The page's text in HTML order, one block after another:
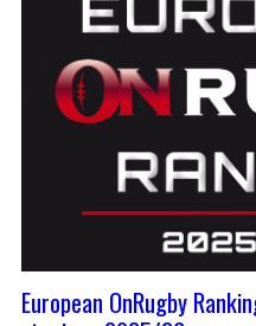
European OnRugby